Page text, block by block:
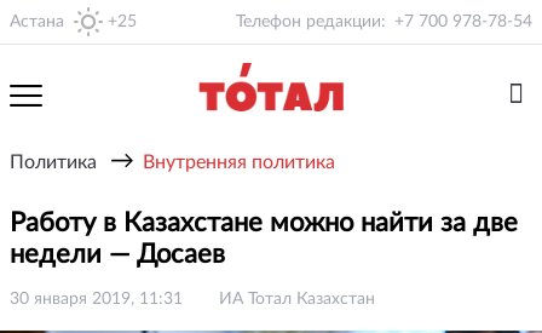
Астана +25 Телефон редакции: +7 700 978-78-54
Политика → Внутренняя политика
Работу в Казахстане можно найти за две
недели — Досаев
30 января 2019, 11:31 ИА Тотал Казахстан